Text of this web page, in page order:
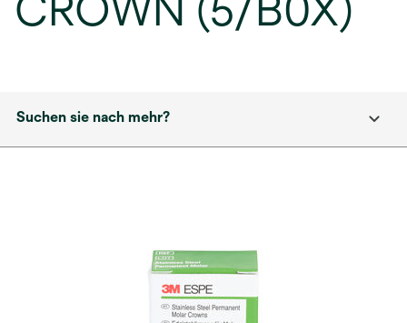
Suchen sie nach mehr?